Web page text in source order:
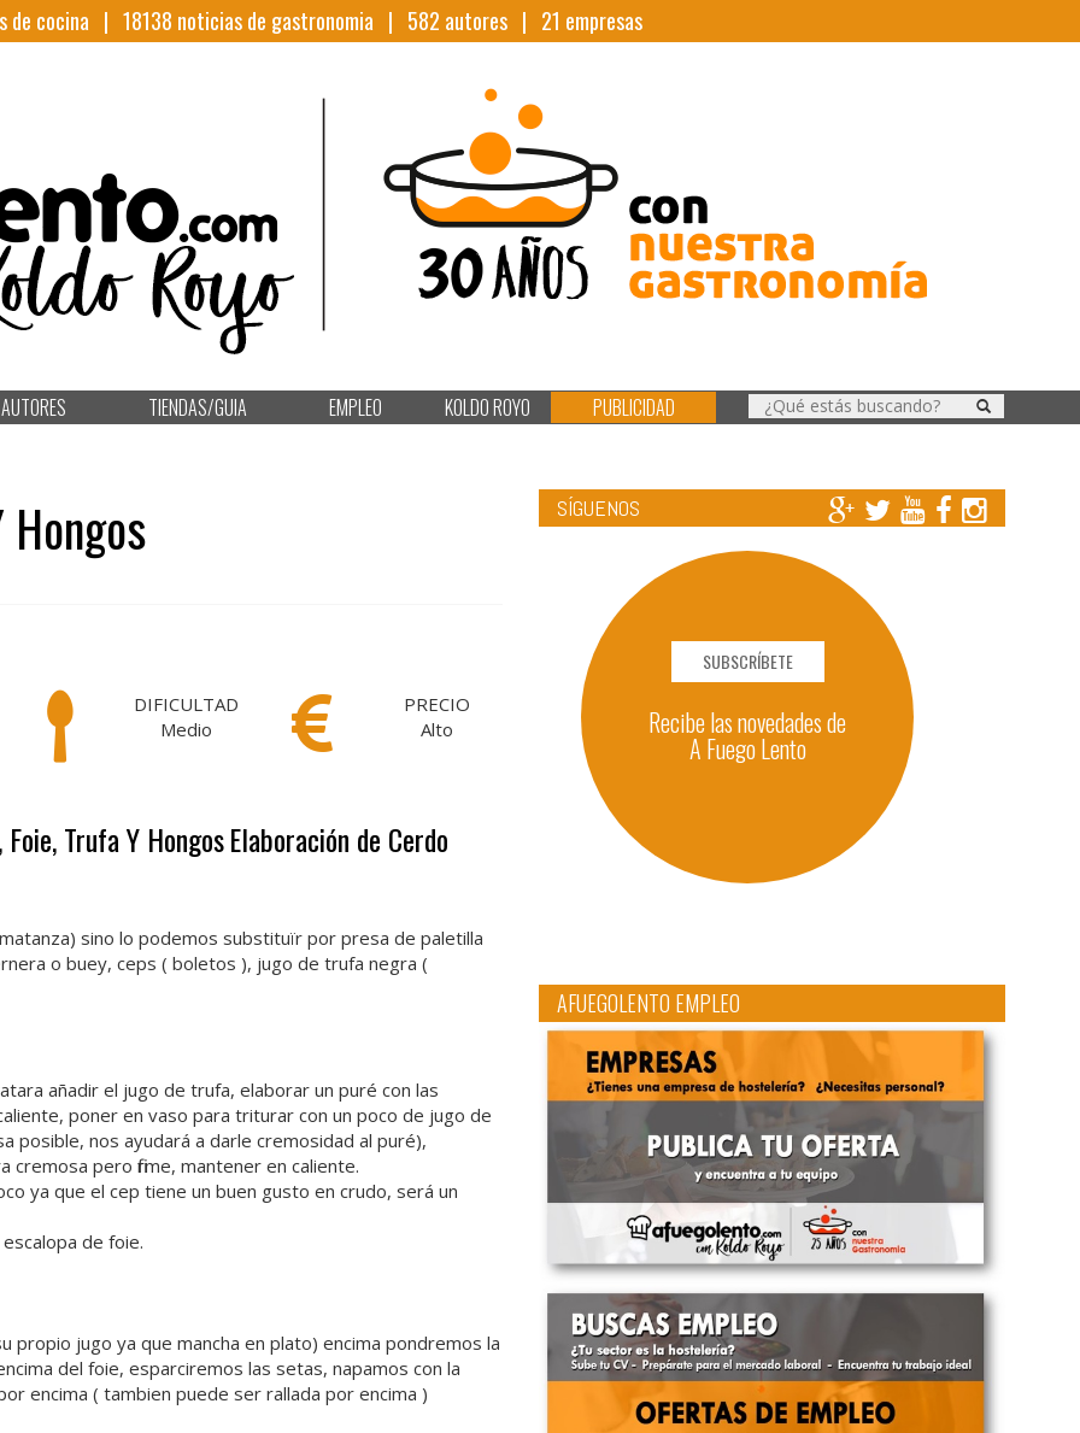
de cocina | 18138 noticias de gastronomia | 582 autores | 21 empresas
AUTORES TIENDAS/GUIA EMPLEO KOLDO ROYO PUBLICIDAD
DIFICULTAD
Medio
PRECIO
Alto
Trufa Y HongosElaboración de Cerdo
sino lo podemos substituïr por presa de paletilla
o buey, ceps ( boletos ), jugo de trufa negra (
añadir el jugo de trufa, elaborar un puré con las
poner en vaso para triturar con un poco de jugo de
posible, nos ayudará a darle cremosidad al puré),
pero firme, mantener en caliente.
ya que el cep tiene un buen gusto en crudo, será un
de foie.
jugo ya que mancha en plato) encima pondremos la
del foie, esparciremos las setas, napamos con la
encima ( tambien puede ser rallada por encima )
SÍGUENOS
SUBSCRÍBETE
Recibe las novedades de
A Fuego Lento
AFUEGOLENTO EMPLEO